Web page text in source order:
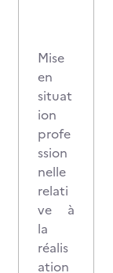
Mise
en
situat
ion
profe
ssion
nelle
relati
ve à
la
réalis
ation